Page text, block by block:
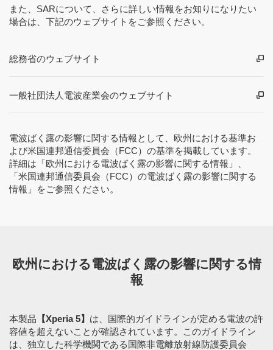
また、SARについて、さらに詳しい情報をお知りになりたい
場合は、下記のウェブサイトをご参照ください。
総務省のウェブサイト
一般社団法人電波産業会のウェブサイト
電波ばく露の影響に関する情報として、欧州における基準お
よび米国連邦通信委員会（FCC）の基準を掲載しています。
詳細は「欧州における電波ばく露の影響に関する情報」、
「米国連邦通信委員会（FCC）の電波ばく露の影響に関する
情報」をご参照ください。
欧州における電波ばく露の影響に関する情
報
本製品 【Xperia 5】 は、国際的ガイドラインが定める電波の許
容値を超えないことが確認されています。このガイドライン
は、独立した科学機関である国際非電離放射線防護委員会